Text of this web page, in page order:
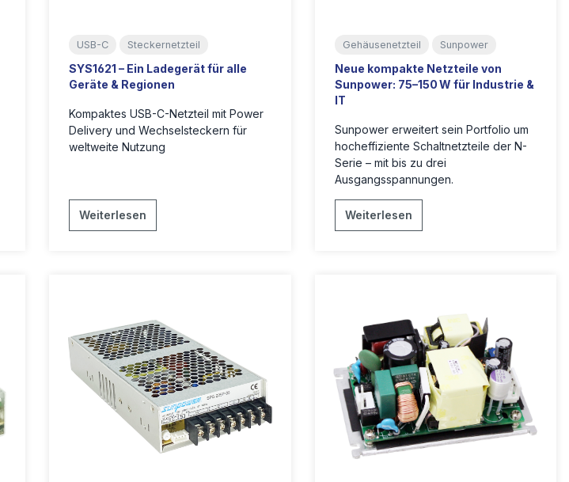
USB-C Steckernetzteil
SYS1621 – Ein Ladegerät für alle
Geräte & Regionen
Kompaktes USB-C-Netzteil mit Power
Delivery und Wechselsteckern für
weltweite Nutzung
Weiterlesen
Gehäusenetzteil Sunpower
Neue kompakte Netzteile von
Sunpower: 75–150 W für Industrie &
IT
Sunpower erweitert sein Portfolio um
hocheffiziente Schaltnetzteile der N-
Serie – mit bis zu drei
Ausgangsspannungen.
Weiterlesen